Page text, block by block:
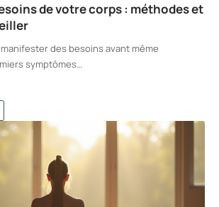
de votre corps : méthodes et
des besoins avant même
symptômes…